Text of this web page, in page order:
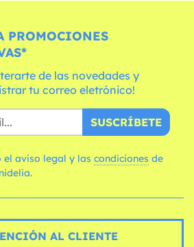
PROMOCIONES
de las novedades y
tu correo eletrónico!
SUSCRÍBETE
el aviso legal y las condiciones
AL CLIENTE